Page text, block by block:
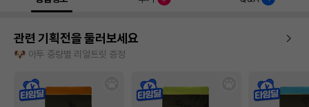
관련 기획전을 둘러보세요
🐶 아투 중량별 리얼트릿 증정